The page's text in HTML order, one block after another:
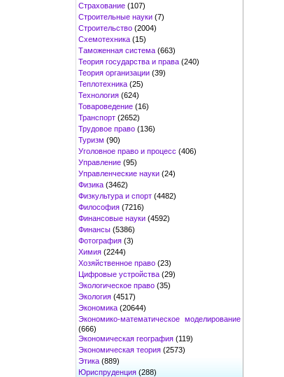
Страхование (107)
Строительные науки (7)
Строительство (2004)
Схемотехника (15)
Таможенная система (663)
Теория государства и права (240)
Теория организации (39)
Теплотехника (25)
Технология (624)
Товароведение (16)
Транспорт (2652)
Трудовое право (136)
Туризм (90)
Уголовное право и процесс (406)
Управление (95)
Управленческие науки (24)
Физика (3462)
Физкультура и спорт (4482)
Философия (7216)
Финансовые науки (4592)
Финансы (5386)
Фотография (3)
Химия (2244)
Хозяйственное право (23)
Цифровые устройства (29)
Экологическое право (35)
Экология (4517)
Экономика (20644)
Экономико-математическое моделирование
(666)
Экономическая география (119)
Экономическая теория (2573)
Этика (889)
Юриспруденция (288)